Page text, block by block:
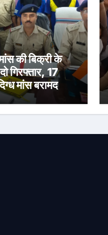
की बिक्री के
गिरफ्तार, 17
मांस बरामद